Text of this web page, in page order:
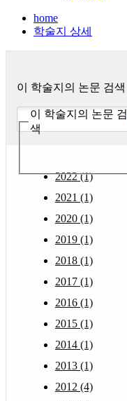
home
학술지 상세
이 학술지의 논문 검색
이 학술지의 논문 검
색
2022 (1)
2021 (1)
2020 (1)
2019 (1)
2018 (1)
2017 (1)
2016 (1)
2015 (1)
2014 (1)
2013 (1)
2012 (4)